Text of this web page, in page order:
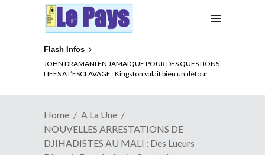
Flash Infos
JOHN DRAMANI EN JAMAIQUE POUR DES QUESTIONS
LIEES A L’ESCLAVAGE : Kingston valait bien un détour
ELECTION DE TALON A LA TETE DU SENAT BENINOIS :
Quand Patrice quitte le pouvoir sans partir !
Home
A La Une
NOUVELLES ARRESTATIONS DE
DJIHADISTES AU MALI : Des Lueurs